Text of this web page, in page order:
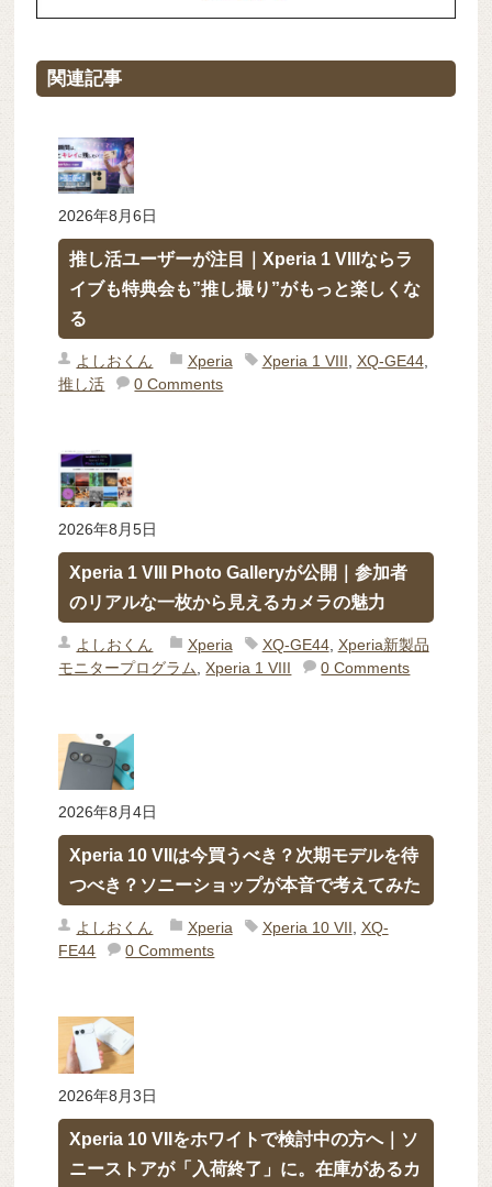
関連記事
2026年8月6日
推し活ユーザーが注目｜Xperia 1 VIIIならラ
イブも特典会も”推し撮り”がもっと楽しくな
る
よしおくん Xperia Xperia 1 VIII XQ-GE44,
推し活
0 Comments
2026年8月5日
Xperia 1 VIII Photo Galleryが公開｜参加者
のリアルな一枚から見えるカメラの魅力
よしおくん Xperia XQ-GE44, Xperia新製品
モニタープログラム
,Xperia 1 VIII 0 Comments
2026年8月4日
Xperia 10 VIIは今買うべき？次期モデルを待
つべき？ソニーショップが本音で考えてみた
よしおくん Xperia Xperia 10 VII XQ-
FE44
0 Comments
2026年8月3日
Xperia 10 VIIをホワイトで検討中の方へ｜ソ
ニーストアが「入荷終了」に。在庫があるカ